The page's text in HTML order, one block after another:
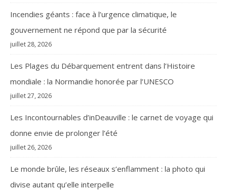
Incendies géants : face à l’urgence climatique, le
gouvernement ne répond que par la sécurité
juillet 28, 2026
Les Plages du Débarquement entrent dans l’Histoire
mondiale : la Normandie honorée par l’UNESCO
juillet 27, 2026
Les Incontournables d’inDeauville : le carnet de voyage qui
donne envie de prolonger l’été
juillet 26, 2026
Le monde brûle, les réseaux s’enflamment : la photo qui
divise autant qu’elle interpelle